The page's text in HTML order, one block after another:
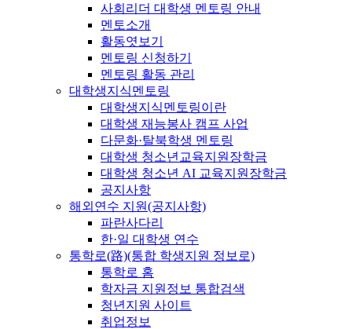
사회리더 대학생 멘토링 안내
멘토소개
활동엿보기
멘토링 신청하기
멘토링 활동 관리
대학생지식멘토링
대학생지식멘토링이란
대학생 재능봉사 캠프 사업
다문화·탈북학생 멘토링
대학생 청소년교육지원장학금
대학생 청소년 AI 교육지원장학금
공지사항
해외연수 지원(공지사항)
파란사다리
한·일 대학생 연수
통학로(路)(통합 학생지원 정보로)
통학로 홈
학자금 지원정보 통합검색
청년지원 사이트
취업정보